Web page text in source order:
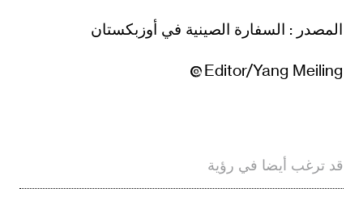
المصدر : السفارة الصينية في أوزبكستان
Editor/Yang Meiling
قد ترغب أيضا في رؤية